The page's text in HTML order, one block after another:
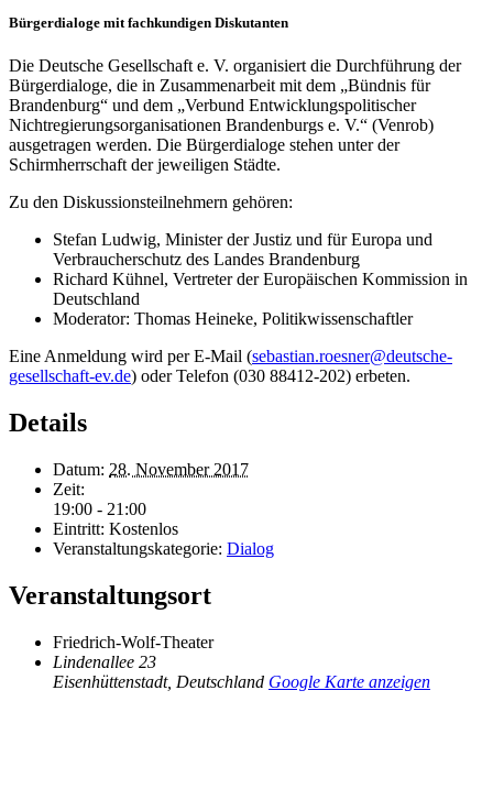
Bürgerdialoge mit fachkundigen Diskutanten
Die Deutsche Gesellschaft e. V. organisiert die Durchführung der
Bürgerdialoge, die in Zusammenarbeit mit dem „Bündnis für
Brandenburg“ und dem „Verbund Entwicklungspolitischer
Nichtregierungsorganisationen Brandenburgs e. V.“ (Venrob)
ausgetragen werden. Die Bürgerdialoge stehen unter der
Schirmherrschaft der jeweiligen Städte.
Zu den Diskussionsteilnehmern gehören:
Stefan Ludwig, Minister der Justiz und für Europa und
Verbraucherschutz des Landes Brandenburg
Richard Kühnel, Vertreter der Europäischen Kommission in
Deutschland
Moderator: Thomas Heineke, Politikwissenschaftler
Eine Anmeldung wird per E-Mail (sebastian.roesner@deutsche-
gesellschaft-ev.de) oder Telefon (030 88412-202) erbeten.
Details
Datum: 28. November 2017
Zeit:
19:00 - 21:00
Eintritt: Kostenlos
Veranstaltungskategorie: Dialog
Veranstaltungsort
Friedrich-Wolf-Theater
Lindenallee 23
Eisenhüttenstadt, Deutschland Google Karte anzeigen